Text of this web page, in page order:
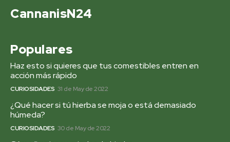
CannanisN24
Populares
Haz esto si quieres que tus comestibles entren en
acción más rápido
CURIOSIDADES 31 de May de 2022
¿Qué hacer si tú hierba se moja o está demasiado
húmeda?
CURIOSIDADES 30 de May de 2022